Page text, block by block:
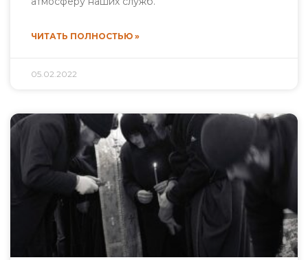
ЧИТАТЬ ПОЛНОСТЬЮ »
05.02.2022